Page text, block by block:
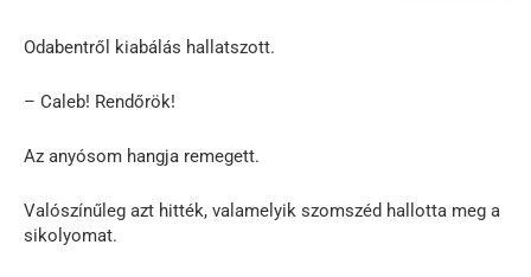
Odabentről kiabálás hallatszott.
– Caleb! Rendőrök!
Az anyósom hangja remegett.
Valószínűleg azt hitték, valamelyik szomszéd hallotta meg a
sikolyomat.